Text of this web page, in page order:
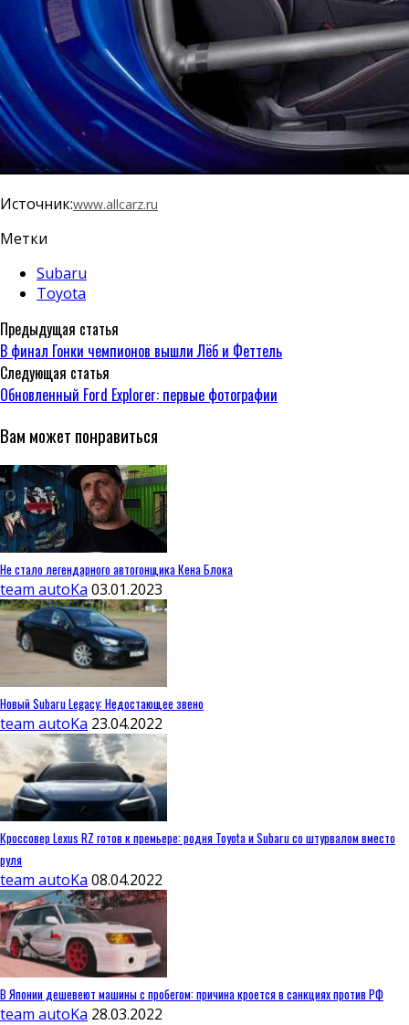
Источник:www.allcarz.ru
Метки
Subaru
Toyota
Предыдущая статья
В финал Гонки чемпионов вышли Лёб и Феттель
Следующая статья
Обновленный Ford Explorer: первые фотографии
Вам может понравиться
Не стало легендарного автогонщика Кена Блока
team autoKa 03.01.2023
Новый Subaru Legacy: Недостающее звено
team autoKa 23.04.2022
Кроссовер Lexus RZ готов к премьере: родня Toyota и Subaru со штурвалом вместо
руля
team autoKa 08.04.2022
В Японии дешевеют машины с пробегом: причина кроется в санкциях против РФ
team autoKa 28.03.2022